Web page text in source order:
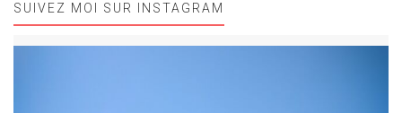
SUIVEZ MOI SUR INSTAGRAM